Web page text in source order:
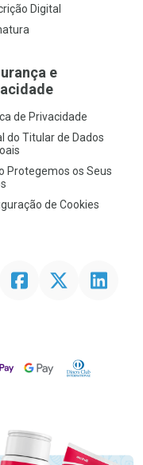
Digital
e
de Privacidade
do Titular de Dados
Protegemos os Seus
de Cookies
FacebookTwitter Linkedin
Google PayDiners Club